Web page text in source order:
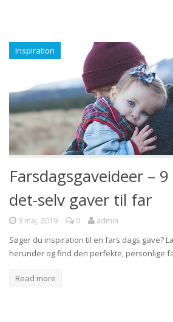
Inspiration
Farsdagsgaveideer –
det-selv gaver til far
3 maj, 2019 0 admin
Søger du inspiration til en fars dags gave?
herunder og find den perfekte, personlige
Read more